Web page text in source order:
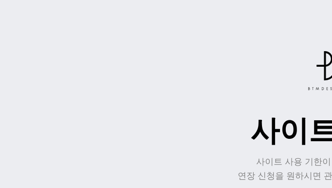
사이
사이트 사용 기한
연장 신청을 원하시면